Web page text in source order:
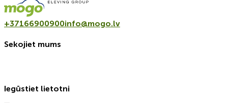
+37166900900info@mogo.lv
Sekojiet mums
Iegūstiet lietotni